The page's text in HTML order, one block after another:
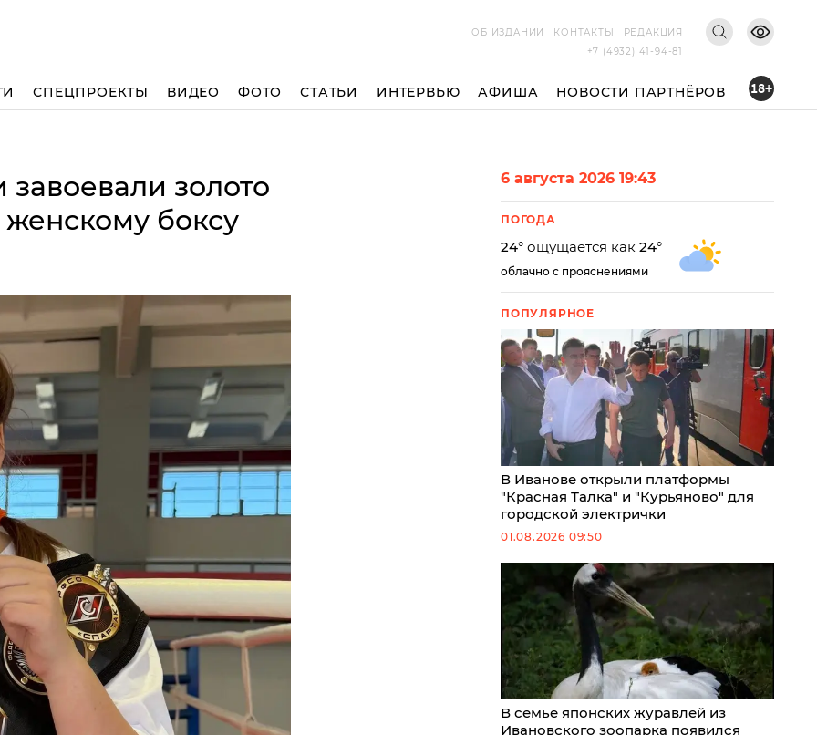
ОБ ИЗДАНИИ КОНТАКТЫ
РЕДАКЦИЯ
+7 (4932) 41-94-81
СПЕЦПРОЕКТЫ ВИДЕО ФОТО СТАТЬИ ИНТЕРВЬЮ АФИША НОВОСТИ ПАРТНЁРОВ 18+
золото
боксу
6 августа 2026 19:43
ПОГОДА
24° ощущается как 24°
облачно с прояснениями
ПОПУЛЯРНОЕ
В Иванове открыли платформы
"Красная Талка" и "Курьяново" для
городской электрички
01.08.2026 09:50
В семье японских журавлей из
Ивановского зоопарка появился